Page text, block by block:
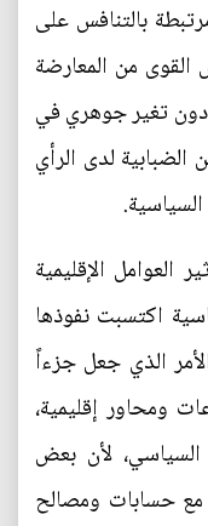
بالتنافس على
القوى من المعارضة
دون تغير جوهري في
لدى الرأي
الإقليمية
اكتسبت نفوذها
الذي جعل جزءاً
ومحاور إقليمية،
لأن بعض
مع حسابات ومصالح